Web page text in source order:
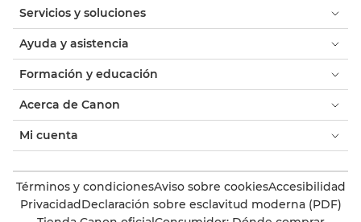
Servicios y soluciones
Ayuda y asistencia
Formación y educación
Acerca de Canon
Mi cuenta
Términos y condicionesAviso sobre cookiesAccesibilidad
PrivacidadDeclaración sobre esclavitud moderna (PDF)